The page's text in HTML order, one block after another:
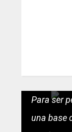
Para ser
una base